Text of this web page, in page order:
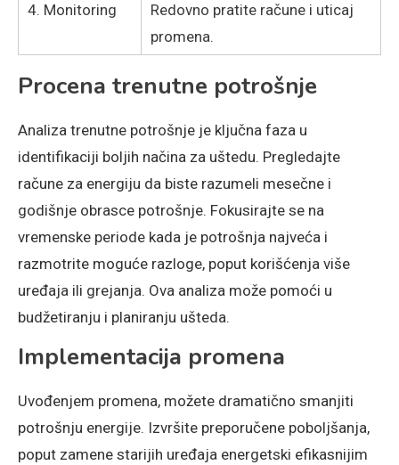
4. Monitoring
Redovno pratite račune i uticaj
promena.
Procena trenutne potrošnje
Analiza trenutne potrošnje je ključna faza u
identifikaciji boljih načina za uštedu. Pregledajte
račune za energiju da biste razumeli mesečne i
godišnje obrasce potrošnje. Fokusirajte se na
vremenske periode kada je potrošnja najveća i
razmotrite moguće razloge, poput korišćenja više
uređaja ili grejanja. Ova analiza može pomoći u
budžetiranju i planiranju ušteda.
Implementacija promena
Uvođenjem promena, možete dramatično smanjiti
potrošnju energije. Izvršite preporučene poboljšanja,
poput zamene starijih uređaja energetski efikasnijim